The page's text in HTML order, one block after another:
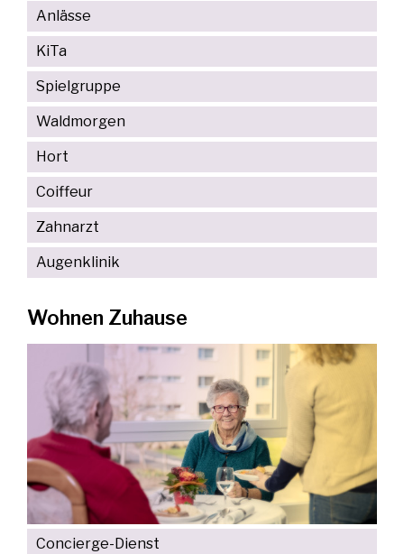
Anlässe
KiTa
Spielgruppe
Waldmorgen
Hort
Coiffeur
Zahnarzt
Augenklinik
Wohnen Zuhause
Concierge-Dienst